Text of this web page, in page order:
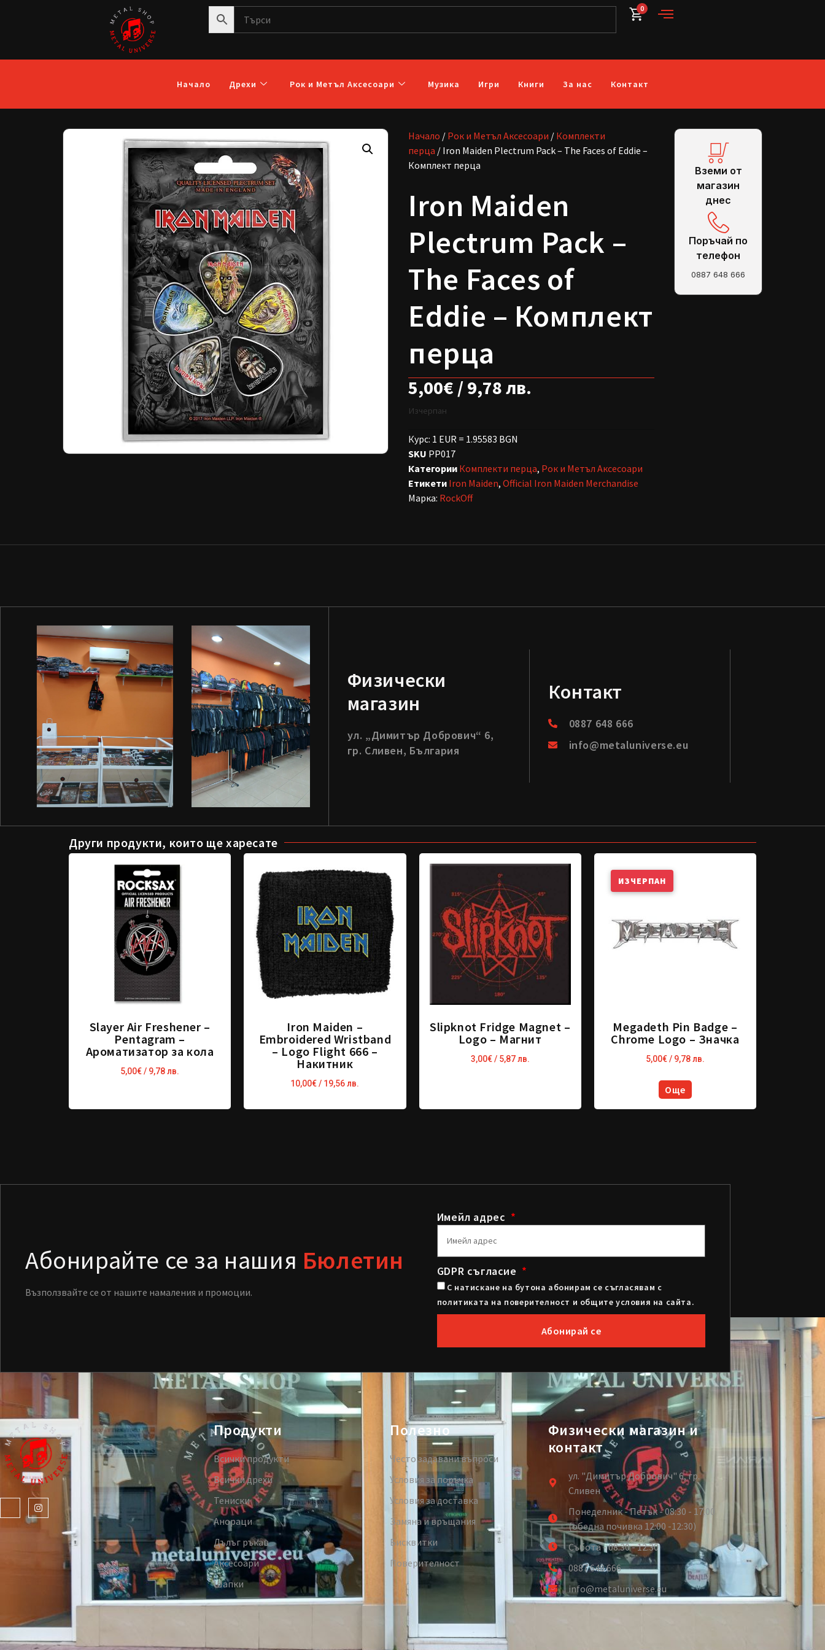
0
Начало Дрехи Рок и Метъл Аксесоари Музика Игри Книги За нас Контакт
Начало / Рок и Метъл Аксесоари / Комплекти
перца / Iron Maiden Plectrum Pack – The Faces of Eddie –
Комплект перца
Iron Maiden
Plectrum Pack –
The Faces of
Eddie – Комплект
перца
5,00€ / 9,78 лв.
Изчерпан
Курс: 1 EUR = 1.95583 BGN
SKU PP017
Категории Комплекти перца, Рок и Метъл Аксесоари
Етикети Iron Maiden,Official Iron Maiden Merchandise
Марка: RockOff
Вземи от
магазин
днес
Поръчай по
телефон
0887 648 666
Физически
магазин
ул. „Димитър Добрович“ 6,
гр. Сливен, България
Контакт
0887 648 666
info@metaluniverse.eu
Други продукти, които ще харесате
Slayer Air Freshener –
Pentagram –
Ароматизатор за кола
5,00€/ 9,78 лв.
Iron Maiden –
Embroidered Wristband
– Logo Flight 666 –
Накитник
10,00€/ 19,56 лв.
Slipknot Fridge Magnet –
Logo – Магнит
3,00€/ 5,87 лв.
ИЗЧЕРПАН
Megadeth Pin Badge –
Chrome Logo – Значка
5,00€/ 9,78 лв.
Още
Абонирайте се за нашия Бюлетин
Възползвайте се от нашите намаления и промоции.
Имейл адрес
GDPR съгласие
С натискане на бутона абонирам се съгласявам с
политиката на поверителност и общите условия на сайта.
Абонирай се
Продукти
Всички продукти
Всички дрехи
Тениски
Анораци
Дълъг ръкав
Аксесоари
Шапки
Полезно
Често задавани въпроси
Условия за поръчка
Условия за доставка
Замяна и връщания
Бисквитки
Поверителност
Физически магазин и
контакт
ул. "Димитър Добрович" 6, гр.
Сливен
Понеделник - Петък - 08:30 - 17:00
(обедна почивка 12:00 -12:30)
Събота - 08:30 - 12:30
0887 648 666
info@metaluniverse.eu